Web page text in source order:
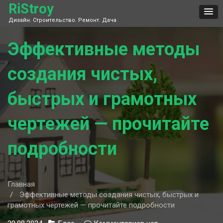
Skip
content
RiStroy
Дизайн. Строительство. Ремонт. Дача
Эффективные методы
создания чистых,
быстрых и грамотных
чертежей — прочитайте
подробности
Главная
Эффективные методы создания чистых, быстрых и
грамотных чертежей — прочитайте подробности